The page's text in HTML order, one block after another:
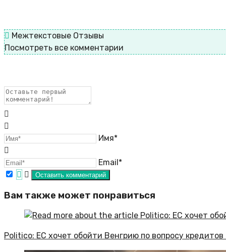
Межтекстовые Отзывы
Посмотреть все комментарии
Имя*
Email*
Вам также может понравиться
Politico: ЕС хочет обойти Венгрию по вопросу